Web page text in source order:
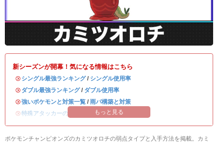
新シーズンが開幕！気になる情報はこちら
・ シングル最強ランキング/ シングル使用率
・ ダブル最強ランキング/ ダブル使用率
・強いポケモンと対策一覧 / 雨パ構築と対策
・特殊アタッカーのおすすめランキング
もっと見る
ポケモンチャンピオンズのカミツオロチの弱点タイプと入手方法を掲載。カミ